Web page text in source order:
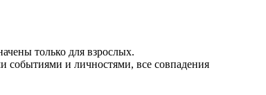
только для взрослых.
событиями и личностями, все совпадения